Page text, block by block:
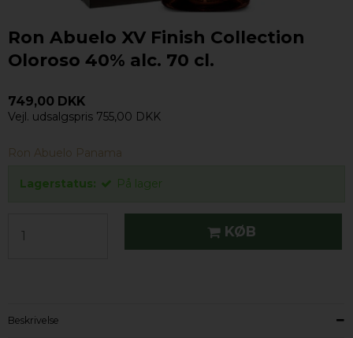
Ron Abuelo XV Finish Collection
Oloroso 40% alc. 70 cl.
749,00 DKK
Vejl. udsalgspris 755,00 DKK
Ron Abuelo Panama
Lagerstatus: På lager
KØB
Beskrivelse